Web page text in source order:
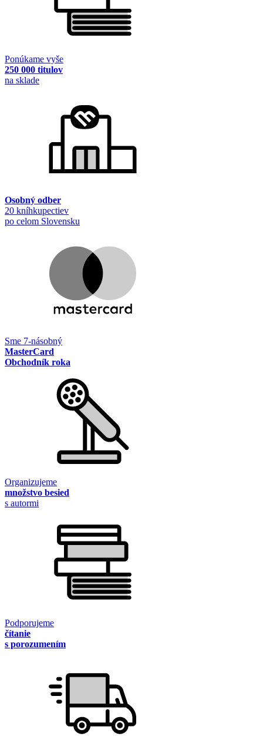
Ponúkame vyše
250 000 titulov
na sklade
Osobný odber
20 kníhkupectiev
po celom Slovensku
Sme 7-násobný
MasterCard
Obchodník roka
Organizujeme
množstvo besied
s autormi
Podporujeme
čítanie
s porozumením